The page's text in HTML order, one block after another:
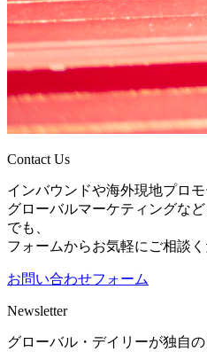
Contact Us
インバウンドや海外現地プロモ
グローバルマーケティングな
でも、
フォームからお気軽にご相談く
お問い合わせフォーム
Newsletter
グローバル・デイリーが独自